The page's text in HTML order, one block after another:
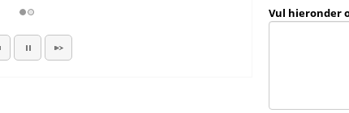
Vul hieronder